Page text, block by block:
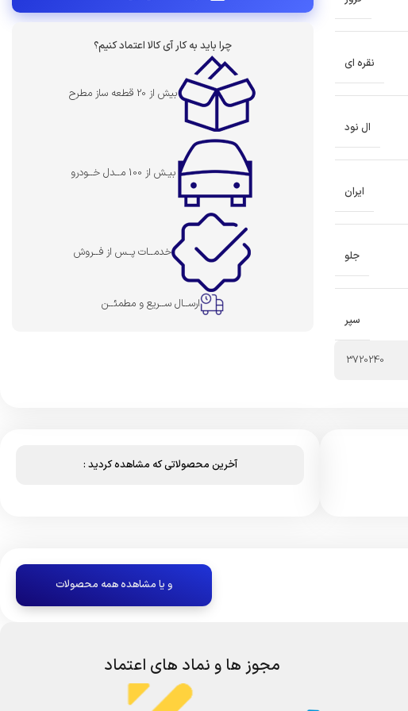
نقره ای
ال نود
ایران
جلو
سپر
3720240
چرا باید به کار آی کالا اعتماد کنیم؟
بیش از 20 قطعه ساز مطرح
بیـش از 100 مــدل خــودرو
خدمــات پــس از فــروش
ارســال ســریع و مطمئــن
آخرین محصولاتی که مشاهده کردید :
و یا مشاهده همه محصولات
مجوز ها و نماد های اعتماد